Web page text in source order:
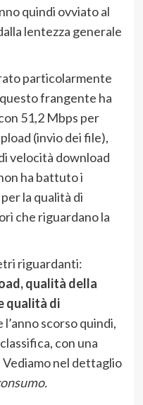
quindi ovviato al
lentezza generale
particolarmente
frangente ha
51,2 Mbps per
(invio dei file),
velocità download
ha battuto i
la qualità di
che riguardano la
riguardanti:
qualità della
qualità di
l’anno scorso quindi,
con una
nel dettaglio